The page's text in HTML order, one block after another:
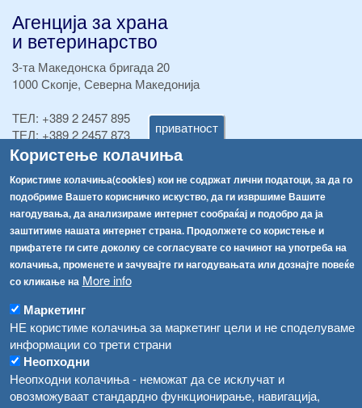
приватност
Користење колачиња
Користиме колачиња(cookies) кои не содржат лични податоци, за да го
подобриме Вашето корисничко искуство, да ги извршиме Вашите
нагодувања, да анализираме интернет сообраќај и подобро да ја
заштитиме нашата интернет страна. Продолжете со користење и
прифатете ги сите доколку се согласувате со начинот на употреба на
колачиња, променете и зачувајте ги нагодувањата или дознајте повеќе
со кликање на More info
Маркетинг
НЕ користиме колачиња за маркетинг цели и не споделуваме
информации со трети страни
Неопходни
Неопходни колачиња - неможат да се исклучат и
овозможуваат стандардно функционирање, навигација,
Агенција за храна
и ветеринарство
3-та Македонска бригада 20
1000 Скопје, Северна Македонија
ТЕЛ: +389 2 2457 895
ТЕЛ:+389 2 2457 873
Факс:+389 2 2457 893
Факс:
info@fva.gov.mk
[АХВ-претходна страна]
Соопштенија
Република Бугарија ги засили официјалните контроли при увоз на свежо овошје и зеленчук
Водата во Гостивар може да се користи како техничка, продолжува испораката на флаширана вода
Во Гостивар спроведени 70 вонредни контроли
Забраната за водата во Гостивар останува на сила, операторите да користат само технички безбедна вода
Навигација
Архива
Обрасци
Забрани